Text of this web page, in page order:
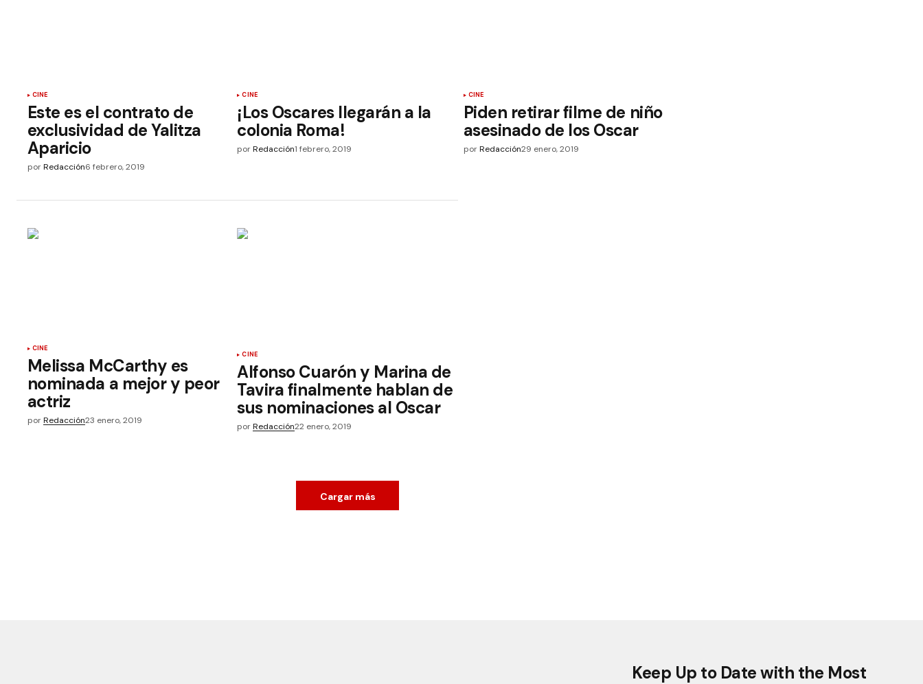
CINE
Este es el contrato de
exclusividad de Yalitza
Aparicio
porRedacción6 febrero, 2019
CINE
¡Los Oscares llegarán a la
colonia Roma!
por Redacción1 febrero, 2019
CINE
Piden retirar filme de niño
asesinado de los Oscar
por Redacción29 enero, 2019
CINE
Melissa McCarthy es
nominada a mejor y peor
actriz
porRedacción23 enero, 2019
CINE
Alfonso Cuarón y Marina de
Tavira finalmente hablan de
sus nominaciones al Oscar
por Redacción22 enero, 2019
Cargar más
Keep Up to Date with the Most